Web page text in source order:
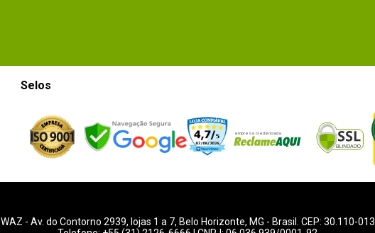
Selos
WAZ - Av. do Contorno 2939, lojas 1 a 7, Belo Horizonte, MG - Brasil. CEP: 30.110-013